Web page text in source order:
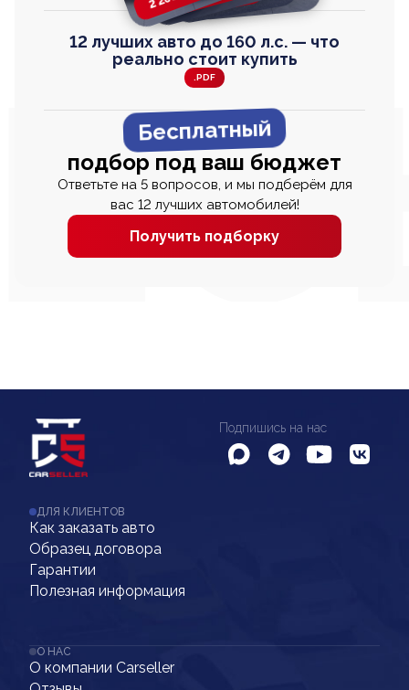
12 лучших авто до 160 л.с. — что
реально стоит купить
.PDF
Бесплатный
подбор под ваш бюджет
Ответьте на 5 вопросов, и мы подберём для
вас 12 лучших автомобилей!
Получить подборку
Подпишись на нас
ДЛЯ КЛИЕНТОВ
Как заказать авто
Образец договора
Гарантии
Полезная информация
О НАС
О компании Carseller